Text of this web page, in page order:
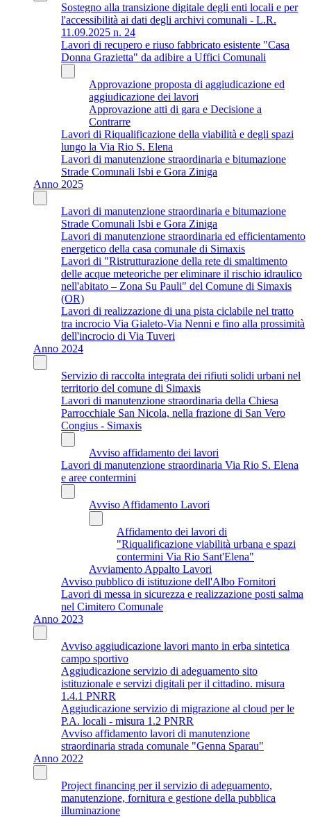
Sostegno alla transizione digitale degli enti locali e per
l'accessibilità ai dati degli archivi comunali - L.R.
11.09.2025 n. 24
Lavori di recupero e riuso fabbricato esistente "Casa
Donna Grazietta" da adibire a Uffici Comunali
Approvazione proposta di aggiudicazione ed
aggiudicazione dei lavori
Approvazione atti di gara e Decisione a
Contrarre
Lavori di Riqualificazione della viabilità e degli spazi
lungo la Via Rio S. Elena
Lavori di manutenzione straordinaria e bitumazione
Strade Comunali Isbi e Gora Ziniga
Anno 2025
Lavori di manutenzione straordinaria e bitumazione
Strade Comunali Isbi e Gora Ziniga
Lavori di manutenzione straordinaria ed efficientamento
energetico della casa comunale di Simaxis
Lavori di "Ristrutturazione della rete di smaltimento
delle acque meteoriche per eliminare il rischio idraulico
nell'abitato – Zona Su Pauli" del Comune di Simaxis
(OR)
Lavori di realizzazione di una pista ciclabile nel tratto
tra incrocio Via Gialeto-Via Nenni e fino alla prossimità
dell'incrocio di Via Tuveri
Anno 2024
Servizio di raccolta integrata dei rifiuti solidi urbani nel
territorio del comune di Simaxis
Lavori di manutenzione straordinaria della Chiesa
Parrocchiale San Nicola, nella frazione di San Vero
Congius - Simaxis
Avviso affidamento dei lavori
Lavori di manutenzione straordinaria Via Rio S. Elena
e aree contermini
Avviso Affidamento Lavori
Affidamento dei lavori di
"Riqualificazione viabilità urbana e spazi
contermini Via Rio Sant'Elena"
Avviamento Appalto Lavori
Avviso pubblico di istituzione dell'Albo Fornitori
Lavori di messa in sicurezza e realizzazione posti salma
nel Cimitero Comunale
Anno 2023
Avviso aggiudicazione lavori manto in erba sintetica
campo sportivo
Aggiudicazione servizio di adeguamento sito
istituzionale e servizi digitali per il cittadino. misura
1.4.1 PNRR
Aggiudicazione servizio di migrazione al cloud per le
P.A. locali - misura 1.2 PNRR
Avviso affidamento lavori di manutenzione
straordinaria strada comunale "Genna Sparau"
Anno 2022
Project financing per il servizio di adeguamento,
manutenzione, fornitura e gestione della pubblica
illuminazione